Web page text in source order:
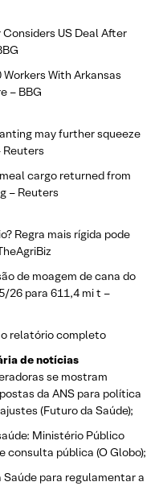
US Deal After
With Arkansas
– BBG
may further squeeze
cargo returned from
– Reuters
Regra mais rígida pode
de moagem de cana do
26 para 611,4 mi t –
relatório completo
de notícias
se mostram
da ANS para política
(Futuro da Saúde);
Ministério Público
consulta pública (O Globo);
para regulamentar a